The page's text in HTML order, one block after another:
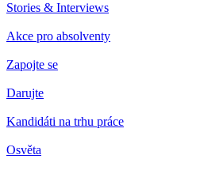
Stories & Interviews
Akce pro absolventy
Zapojte se
Darujte
Kandidáti na trhu práce
Osvěta